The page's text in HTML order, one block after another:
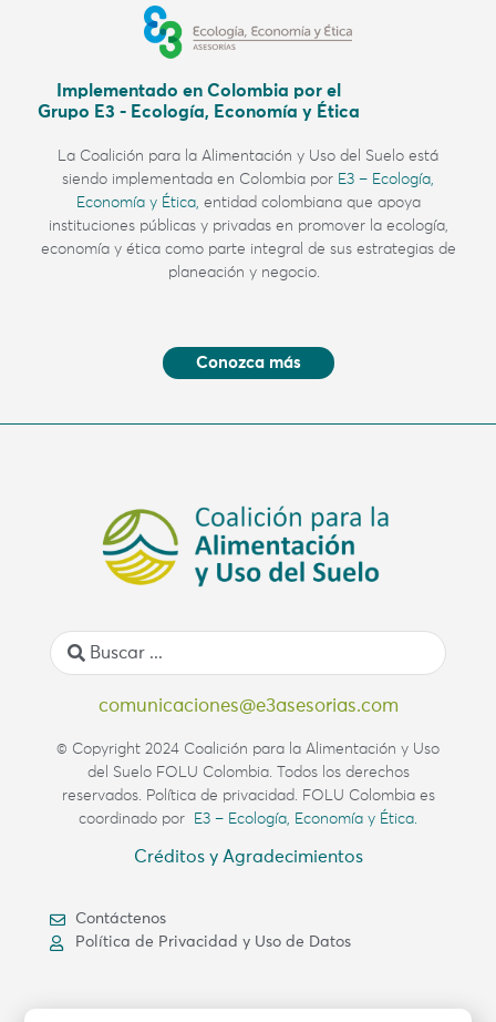
Implementado en Colombia por el
Grupo E3 - Ecología, Economía y Ética
La Coalición para la Alimentación y Uso del Suelo está
siendo implementada en Colombia por E3 – Ecología,
Economía y Ética, entidad colombiana que apoya
instituciones públicas y privadas en promover la ecología,
economía y ética como parte integral de sus estrategias de
planeación y negocio.
Conozca más
comunicaciones@e3asesorias.com
© Copyright 2024 Coalición para la Alimentación y Uso
del Suelo FOLU Colombia. Todos los derechos
reservados. Política de privacidad. FOLU Colombia es
coordinado por E3 – Ecología, Economía y Ética.
Créditos y Agradecimientos
Contáctenos
Política de Privacidad y Uso de Datos